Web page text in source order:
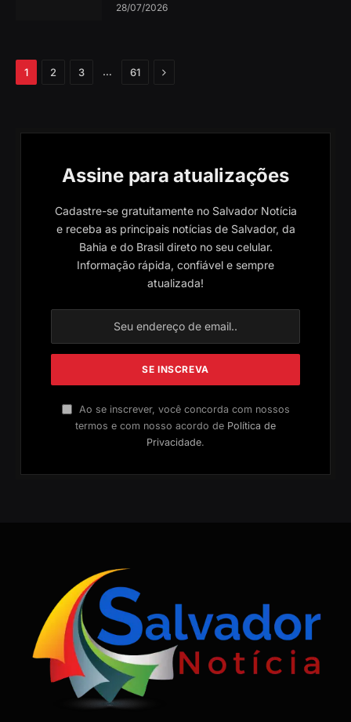
28/07/2026
1 2 3 … 61 Próximo
Assine para atualizações
Cadastre-se gratuitamente no Salvador Notícia
e receba as principais notícias de Salvador, da
Bahia e do Brasil direto no seu celular.
Informação rápida, confiável e sempre
atualizada!
Ao se inscrever, você concorda com nossos
termos e com nosso acordo de Política de
Privacidade.